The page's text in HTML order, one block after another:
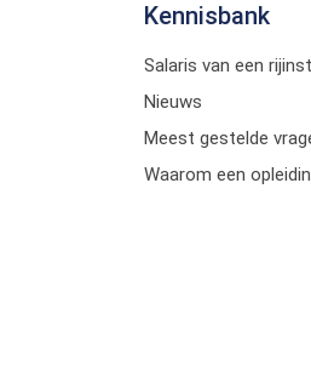
Kennisbank
Salaris van een
Nieuws
Meest gestelde
Waarom een